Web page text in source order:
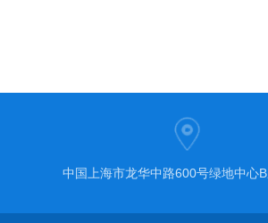
中国上海市龙华中路600号绿地中心